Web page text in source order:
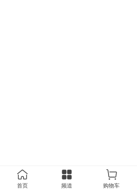
首页 频道 购物车